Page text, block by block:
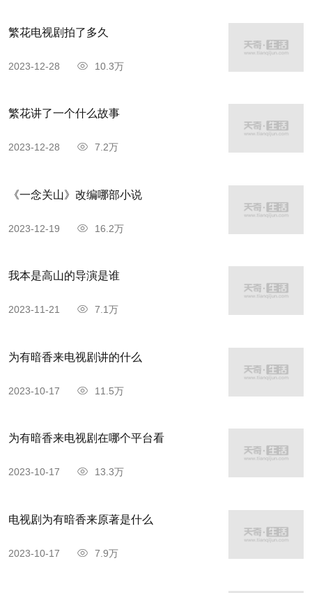
繁花电视剧拍了多久
2023-12-28 10.3万
繁花讲了一个什么故事
2023-12-28 7.2万
《一念关山》改编哪部小说
2023-12-19 16.2万
我本是高山的导演是谁
2023-11-21 7.1万
为有暗香来电视剧讲的什么
2023-10-17 11.5万
为有暗香来电视剧在哪个平台看
2023-10-17 13.3万
电视剧为有暗香来原著是什么
2023-10-17 7.9万